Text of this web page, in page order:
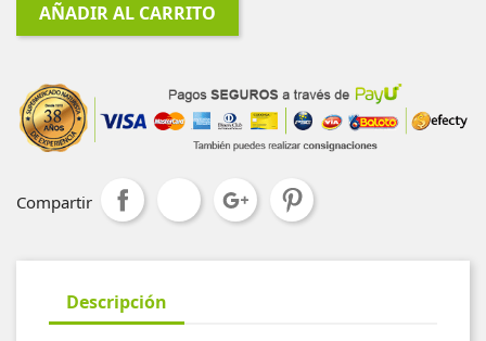
AÑADIR AL CARRITO
Compartir
Descripción